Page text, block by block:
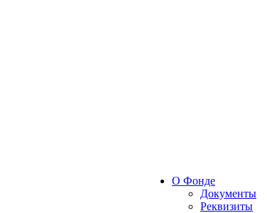
О Фонде
Документы
Реквизиты